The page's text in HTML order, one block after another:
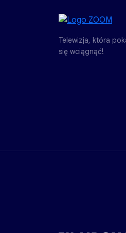
Telewizja, która
się wciągnąć!